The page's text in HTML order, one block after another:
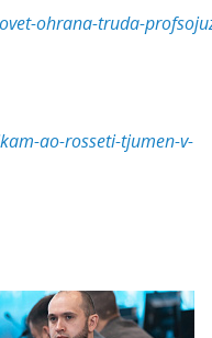
ohrana-truda-
ao-rosseti-tjumen-v-